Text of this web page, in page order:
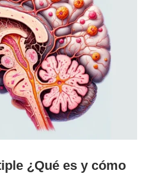
¿Qué es y cómo